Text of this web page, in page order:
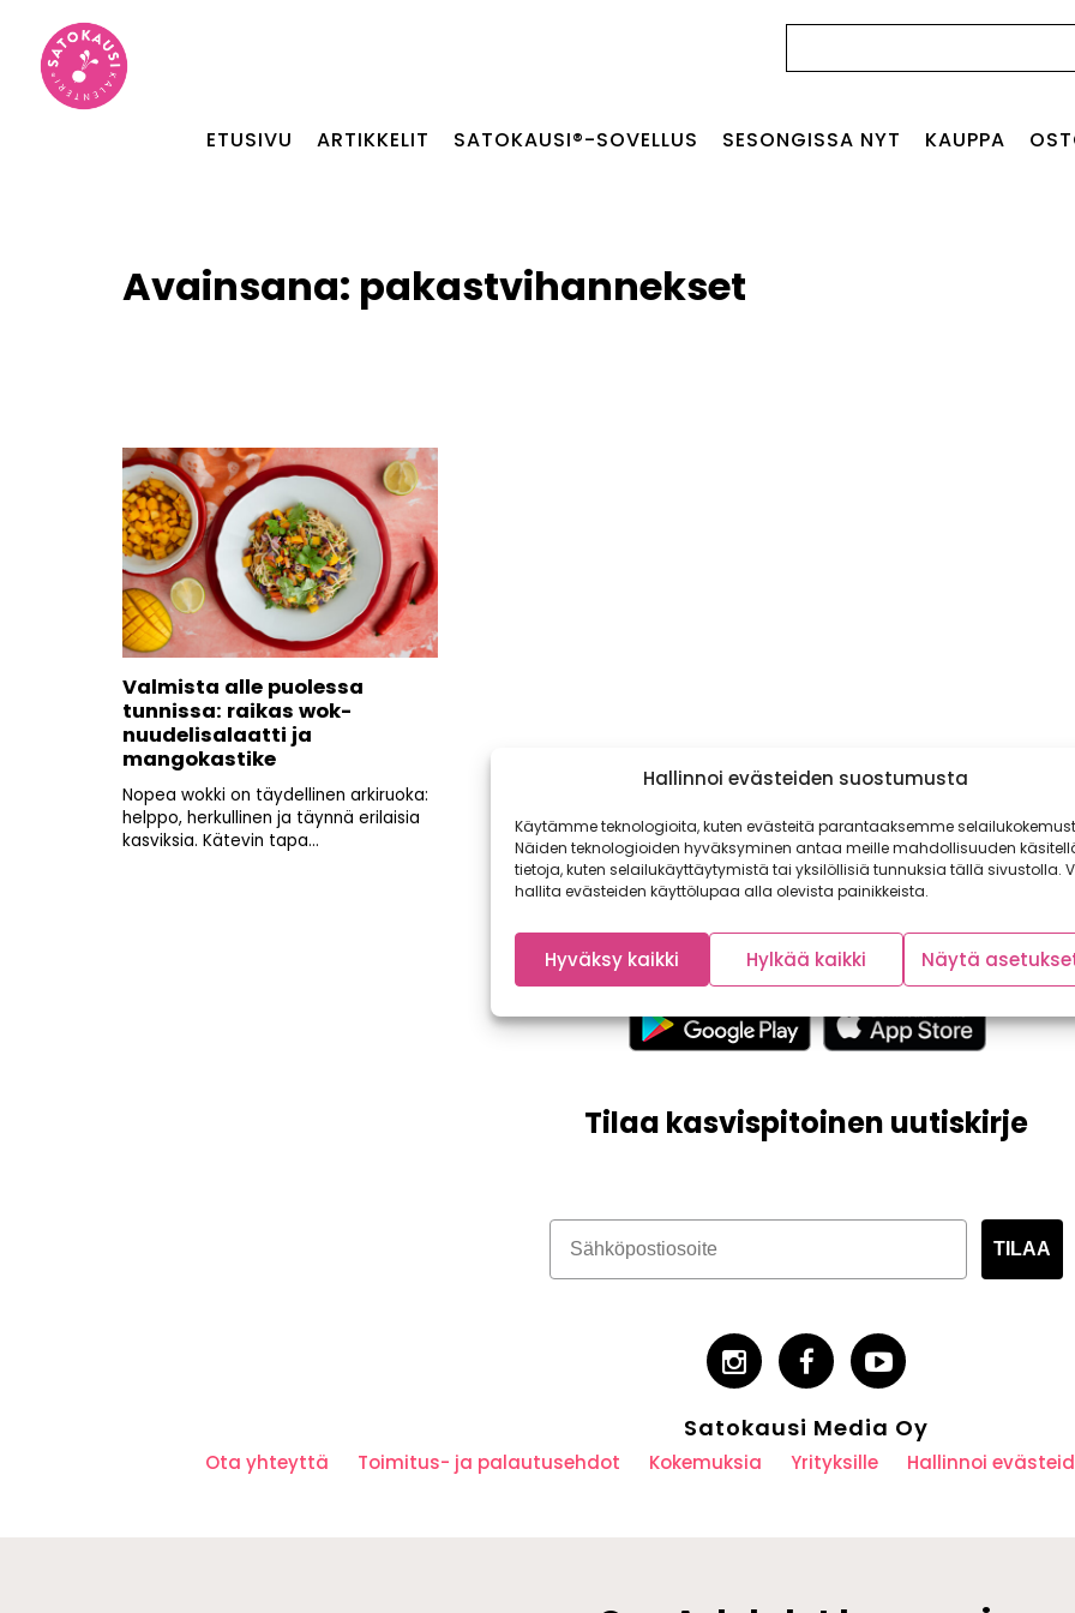
Hallinnoi evästeiden suostumusta
Käytämme teknologioita, kuten evästeitä parantaaksemme
Näiden teknologioiden hyväksyminen antaa meille mahdollisuuden
tietoja, kuten selailukäyttäytymistä tai yksilöllisiä tunnuksia tällä sivustolla.
hallita evästeiden käyttölupaa alla olevista painikkeista.
Hyväksy kaikki Hylkää kaikki Näytä
ETUSIVU ARTIKKELIT SATOKAUSI®-SOVELLUS SESONGISSA NYT KAUPPA
Avainsana: pakastvihannekset
Valmista alle puolessa
tunnissa: raikas wok-
nuudelisalaatti ja
mangokastike
Nopea wokki on täydellinen arkiruoka:
helppo, herkullinen ja täynnä erilaisia
kasviksia. Kätevin tapa...
Tilaa kasvispitoinen uutiskirje
TILAA
Satokausi Media Oy
Ota yhteyttä Toimitus- ja palautusehdot Kokemuksia Yrityksille Hallinnoi